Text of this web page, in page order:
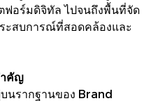
ฟอร์มดิจิทัล ไปจนถึงพื้นที่จัด
ะสบการณ์ที่สอดคล้องและ
ำคัญ
นรากฐานของ Brand